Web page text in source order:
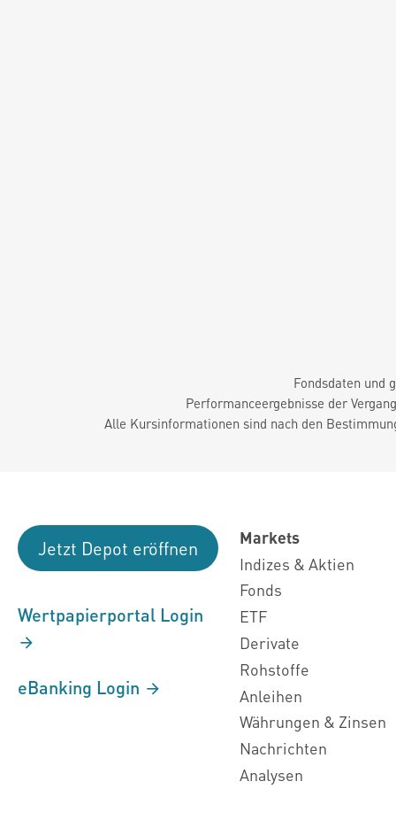
Fondsdaten und
Performanceergebnisse der
Alle Kursinformationen sind nach den
Jetzt Depot eröffnen
Wertpapierportal Login
eBanking Login
Markets
Indizes & Aktien
Fonds
ETF
Derivate
Rohstoffe
Anleihen
Währungen & Zinsen
Nachrichten
Analysen